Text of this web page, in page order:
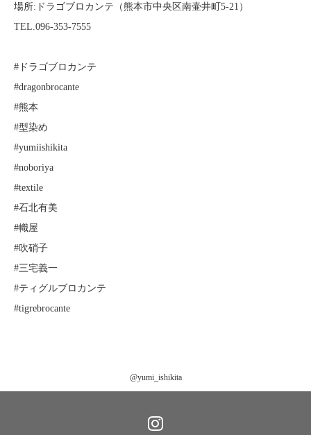
場所:ドラゴブロカンテ（熊本市中央区南壷井町5-21）
TEL.096-353-7555
#ドラゴブロカンテ
#dragonbrocante
#熊本
#型染め
#yumiishikita
#noboriya
#textile
#石北有美
#幟屋
#吹硝子
#三宅義一
#ティグルブロカンテ
#tigrebrocante
@yumi_ishikita